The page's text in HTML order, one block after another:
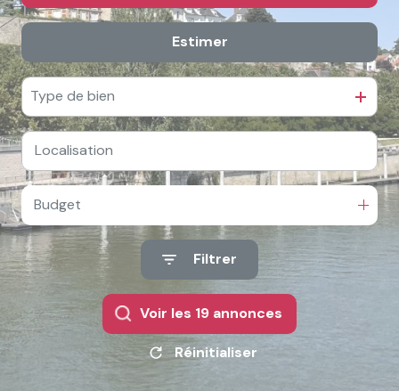
e-
contact
Estimer
Type de bien
Budget
Filtrer
Voir les 19 annonces
Réinitialiser